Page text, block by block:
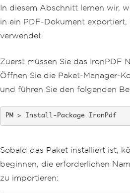
var
        pdfFromHtmlFile
.
leToPDF.pdf"
var url =
"http://
var pdfFromUrl
erUrlAsPdf (url);
f");
}
}
In diesem Abschnitt lernen wir,
in ein PDF-Dokument exportiert,
verwendet.
Zuerst müssen Sie das IronPDF
Öffnen Sie die Paket-Manager-
und führen Sie den folgenden
Install-Package IronPdf
Sobald das Paket installiert ist,
beginnen, die erforderlichen
zu importieren: